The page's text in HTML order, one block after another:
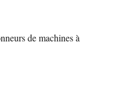
de machines à